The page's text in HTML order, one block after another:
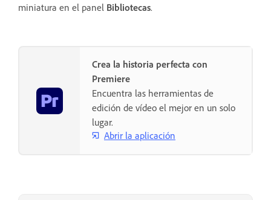
miniatura en el panel Bibliotecas.
Crea la historia perfecta con
Premiere
Encuentra las herramientas de
edición de vídeo el mejor en un solo
lugar.
Abrir la aplicación